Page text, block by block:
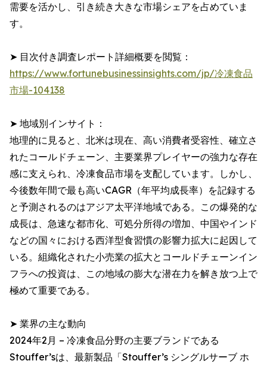
需要を活かし、引き続き大きな市場シェアを占めていま
す。
➤ 目次付き調査レポート詳細概要を閲覧：
https://www.fortunebusinessinsights.com/jp/冷凍食品
市場-104138
➤ 地域別インサイト：
地理的に見ると、北米は現在、高い消費者受容性、確立さ
れたコールドチェーン、主要業界プレイヤーの強力な存在
感に支えられ、冷凍食品市場を支配しています。しかし、
今後数年間で最も高いCAGR（年平均成長率）を記録する
と予測されるのはアジア太平洋地域である。この爆発的な
成長は、急速な都市化、可処分所得の増加、中国やインド
などの国々における西洋型食習慣の影響力拡大に起因して
いる。組織化された小売業の拡大とコールドチェーンイン
フラへの投資は、この地域の膨大な潜在力を解き放つ上で
極めて重要である。
➤ 業界の主な動向
2024年2月 – 冷凍食品分野の主要ブランドである
Stouffer’sは、最新製品「Stouffer’s シングルサーブ ホ